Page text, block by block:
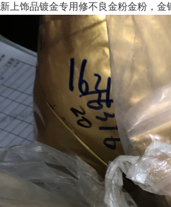
新上饰品镀金专用修不良金粉金粉，